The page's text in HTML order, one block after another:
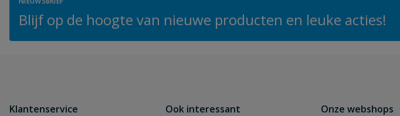
Blijf op de hoogte van nieuwe producten en leuke acties!
Klantenservice
Ook interessant
Onze webshops